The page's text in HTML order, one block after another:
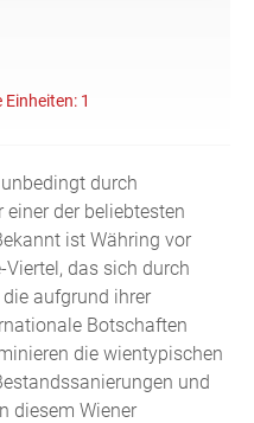
Einheiten: 1
durch
einer der beliebtesten
ist Währing vor
das sich durch
aufgrund ihrer
Botschaften
die wientypischen
und
diesem Wiener